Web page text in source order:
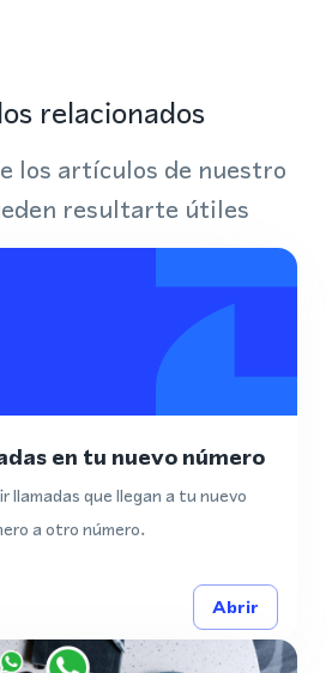
relacionados
los artículos de nuestro
resultarte útiles
en tu nuevo número
llamadas que llegan a tu nuevo
a otro número.
Abrir